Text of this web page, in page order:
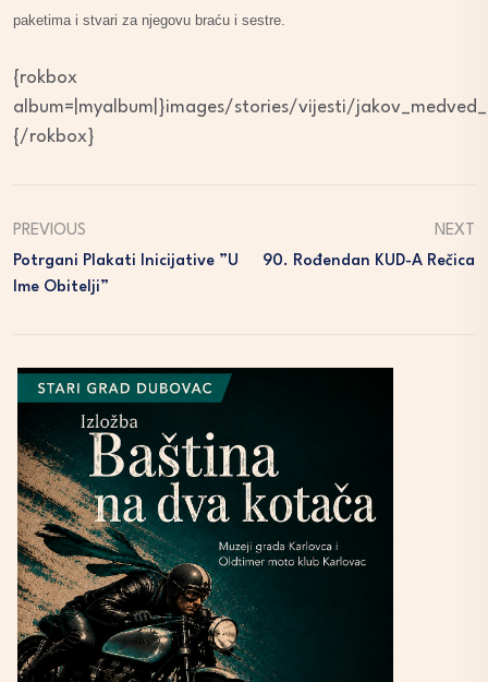
paketima i stvari za njegovu braću i sestre.
{rokbox
album=|myalbum|}images/stories/vijesti/
{/rokbox}
PREVIOUS
Potrgani Plakati Inicijative ”U
Ime Obitelji”
NEXT
90. Rođendan KUD-A Rečica